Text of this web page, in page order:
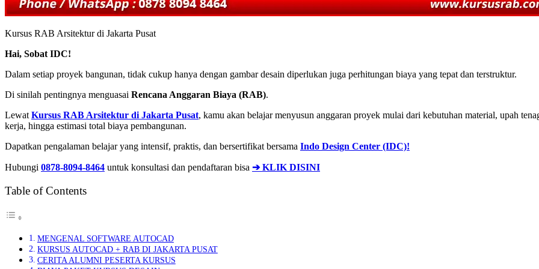
Kursus RAB Arsitektur di Jakarta Pusat
Hai, Sobat IDC!
Dalam setiap proyek bangunan, tidak cukup hanya dengan gambar desain diperlukan juga perhitungan biaya yang tepat dan terstruktur.
Di sinilah pentingnya menguasai Rencana Anggaran Biaya (RAB).
Lewat Kursus RAB Arsitektur di Jakarta Pusat, kamu akan belajar menyusun anggaran proyek mulai dari kebutuhan material, upah
kerja, hingga estimasi total biaya pembangunan.
Dapatkan pengalaman belajar yang intensif, praktis, dan bersertifikat bersama Indo Design Center (IDC)!
Hubungi 0878-8094-8464 untuk konsultasi dan pendaftaran bisa ➔ KLIK DISINI
Table of Contents
MENGENAL SOFTWARE AUTOCAD
KURSUS AUTOCAD + RAB DI JAKARTA PUSAT
CERITA ALUMNI PESERTA KURSUS